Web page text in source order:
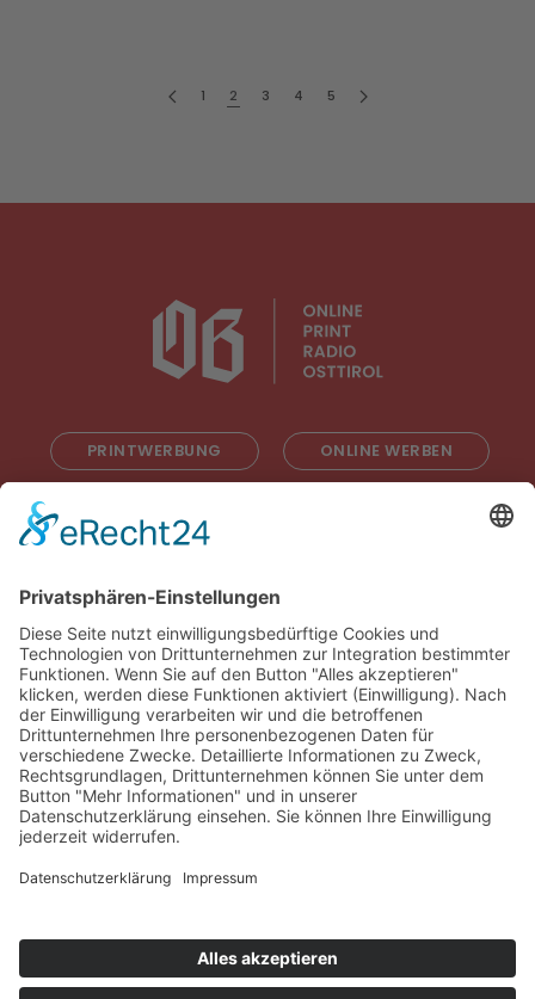
1 2 3 4 5
PRINTWERBUNG ONLINE WERBEN
Impressum
AGB
Cookie-Einstellungen